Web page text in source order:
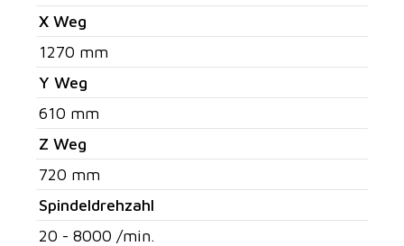
X Weg
1270 mm
Y Weg
610 mm
Z Weg
720 mm
Spindeldrehzahl
20 - 8000 /min.